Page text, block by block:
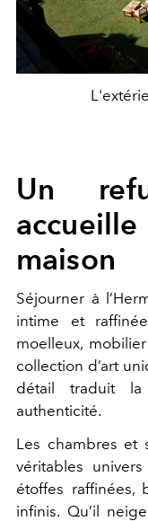
Un
maison
Séjourner à
intime et
moelleux,
collection d’art
détail traduit
authenticité.
Les chambres et
véritables
étoffes raffinées,
infinis. Qu’il